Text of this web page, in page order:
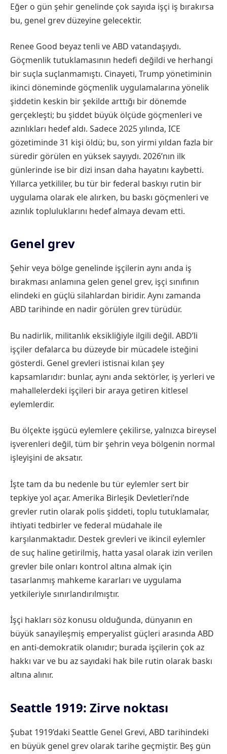
Eğer o gün şehir genelinde çok sayıda işçi iş bırakırsa
bu, genel grev düzeyine gelecektir.
Renee Good beyaz tenli ve ABD vatandaşıydı.
Göçmenlik tutuklamasının hedefi değildi ve herhangi
bir suçla suçlanmamıştı. Cinayeti, Trump yönetiminin
ikinci döneminde göçmenlik uygulamalarına yönelik
şiddetin keskin bir şekilde arttığı bir dönemde
gerçekleşti; bu şiddet büyük ölçüde göçmenleri ve
azınlıkları hedef aldı. Sadece 2025 yılında, ICE
gözetiminde 31 kişi öldü; bu, son yirmi yıldan fazla bir
süredir görülen en yüksek sayıydı. 2026’nın ilk
günlerinde ise bir dizi insan daha hayatını kaybetti.
Yıllarca yetkililer, bu tür bir federal baskıyı rutin bir
uygulama olarak ele alırken, bu baskı göçmenleri ve
azınlık topluluklarını hedef almaya devam etti.
Genel grev
Şehir veya bölge genelinde işçilerin aynı anda iş
bırakması anlamına gelen genel grev, işçi sınıfının
elindeki en güçlü silahlardan biridir. Aynı zamanda
ABD tarihinde en nadir görülen grev türüdür.
Bu nadirlik, militanlık eksikliğiyle ilgili değil. ABD’li
işçiler defalarca bu düzeyde bir mücadele isteğini
gösterdi. Genel grevleri istisnai kılan şey
kapsamlarıdır: bunlar, aynı anda sektörler, iş yerleri ve
mahallelerdeki işçileri bir araya getiren kitlesel
eylemlerdir.
Bu ölçekte işgücü eylemlere çekilirse, yalnızca bireysel
işverenleri değil, tüm bir şehrin veya bölgenin normal
işleyişini de aksatır.
İşte tam da bu nedenle bu tür eylemler sert bir
tepkiye yol açar. Amerika Birleşik Devletleri’nde
grevler rutin olarak polis şiddeti, toplu tutuklamalar,
ihtiyati tedbirler ve federal müdahale ile
karşılanmaktadır. Destek grevleri ve ikincil eylemler
de suç haline getirilmiş, hatta yasal olarak izin verilen
grevler bile onları kontrol altına almak için
tasarlanmış mahkeme kararları ve uygulama
yetkileriyle sınırlandırılmıştır.
İşçi hakları söz konusu olduğunda, dünyanın en
büyük sanayileşmiş emperyalist güçleri arasında ABD
en anti-demokratik olanıdır; burada işçilerin çok az
hakkı var ve bu az sayıdaki hak bile rutin olarak baskı
altına alınır.
Seattle 1919: Zirve noktası
Şubat 1919’daki Seattle Genel Grevi, ABD tarihindeki
en büyük genel grev olarak tarihe geçmiştir. Beş gün